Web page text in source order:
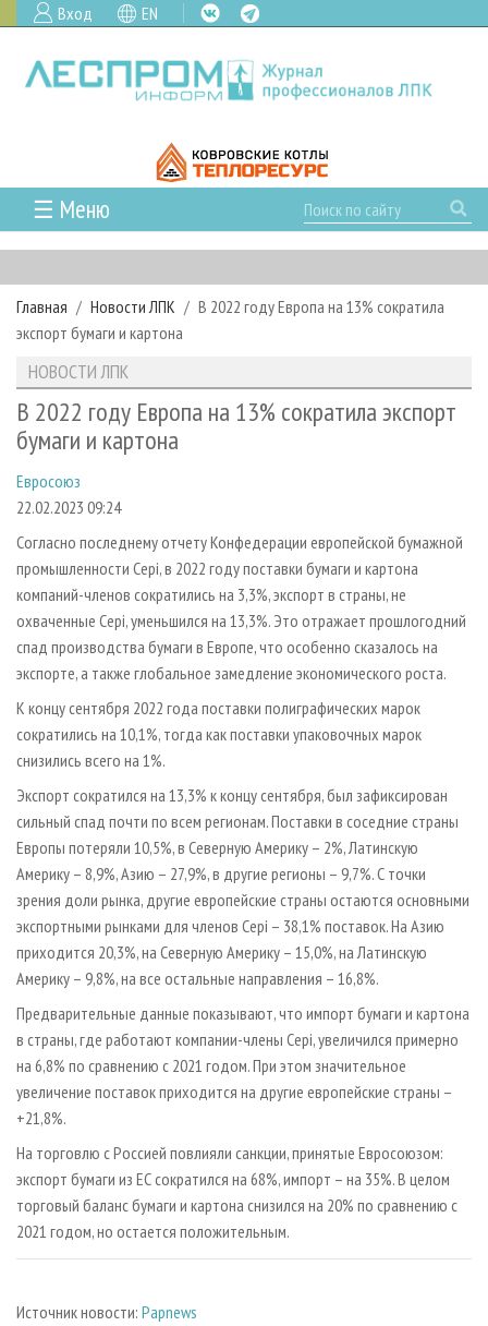
Вход EN
☰ Меню
ГЛАВНАЯ
РУБРИКИ И ТЕМЫ
РУБРИКИ ЖУРНАЛА
ЛЕСОЗАГОТОВКА
ЛЕСОПИЛЕНИЕ
СУШКА ДРЕВЕСИНЫ
ПРОИЗВОДСТВО ДРЕВЕСНЫХ ПЛИТ
ДЕРЕВЯННОЕ ДОМОСТРОЕНИЕ
ПРОИЗВОДСТВО МЕБЕЛИ
БИОЭНЕРГЕТИКА
ЦБП
ИНСТРУМЕНТ И МАТЕРИАЛЫ
НОВОСТИ
НОВОСТИ ЛПК
НОВОСТИ ЖУРНАЛА
ПРОЕКТЫ ЛПИ
АНАЛИТИКА
ПРЕДПРИЯТИЯ ЛПК
ПЕРСОНЫ
МОБИЛЬНЫЕ ВЫСТАВКИ
ОФИЦИАЛЬНЫЕ ДЕЛЕГАЦИИ
ПРИОРИТЕТНЫЕ ИНВЕСТПРОЕКТЫ
RUSSIAN FORESTRY REVIEW
ГАЗЕТА ЛЕСПРОМФОРУМ
БИБЛИОТЕКА СПЕЦИАЛИСТА
АРХИВ
АРХИВ ЖУРНАЛОВ
О ЖУРНАЛЕ
КОНТАКТЫ
РЕКЛАМОДАТЕЛЯМ
РЕКЛАМА
РЕКЛАМА НА САЙТЕ
Главная Новости ЛПК
В 2022 году Европа на 13% сократила
экспорт бумаги и картона
НОВОСТИ ЛПК
В 2022 году Европа на 13% сократила экспорт
бумаги и картона
Евросоюз
22.02.2023 09:24
Согласно последнему отчету Конфедерации европейской бумажной
промышленности Cepi, в 2022 году поставки бумаги и картона
компаний-членов сократились на 3,3%, экспорт в страны, не
охваченные Cepi, уменьшился на 13,3%. Это отражает прошлогодний
спад производства бумаги в Европе, что особенно сказалось на
экспорте, а также глобальное замедление экономического роста.
К концу сентября 2022 года поставки полиграфических марок
сократились на 10,1%, тогда как поставки упаковочных марок
снизились всего на 1%.
Экспорт сократился на 13,3% к концу сентября, был зафиксирован
сильный спад почти по всем регионам. Поставки в соседние страны
Европы потеряли 10,5%, в Северную Америку – 2%, Латинскую
Америку – 8,9%, Азию – 27,9%, в другие регионы – 9,7%. С точки
зрения доли рынка, другие европейские страны остаются основными
экспортными рынками для членов Cepi – 38,1% поставок. На Азию
приходится 20,3%, на Северную Америку – 15,0%, на Латинскую
Америку – 9,8%, на все остальные направления – 16,8%.
Предварительные данные показывают, что импорт бумаги и картона
в страны, где работают компании-члены Cepi, увеличился примерно
на 6,8% по сравнению с 2021 годом. При этом значительное
увеличение поставок приходится на другие европейские страны –
+21,8%.
На торговлю с Россией повлияли санкции, принятые Евросоюзом:
экспорт бумаги из ЕС сократился на 68%, импорт – на 35%. В целом
торговый баланс бумаги и картона снизился на 20% по сравнению с
2021 годом, но остается положительным.
Источник новости: Papnews